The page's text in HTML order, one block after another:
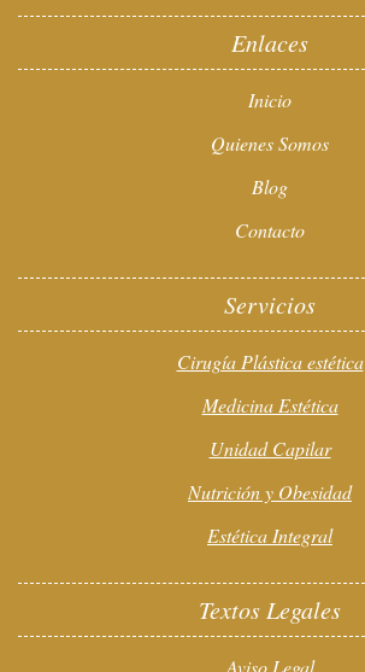
Enlaces
Inicio
Quienes Somos
Blog
Contacto
Servicios
Cirugía Plástica estética
Medicina Estética
Unidad Capilar
Nutrición y Obesidad
Estética Integral
Textos Legales
Aviso Legal